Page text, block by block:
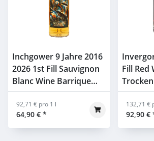
Inchgower 9 Jahre 2016
2026 1st Fill Sauvignon
Blanc Wine Barrique
#2314222 Whiskyhort
WOTM 55% 0,7l
64,90 € *
92,71 € pro 1 l
Fill Red
57,5%
92,90 €
132,71 €